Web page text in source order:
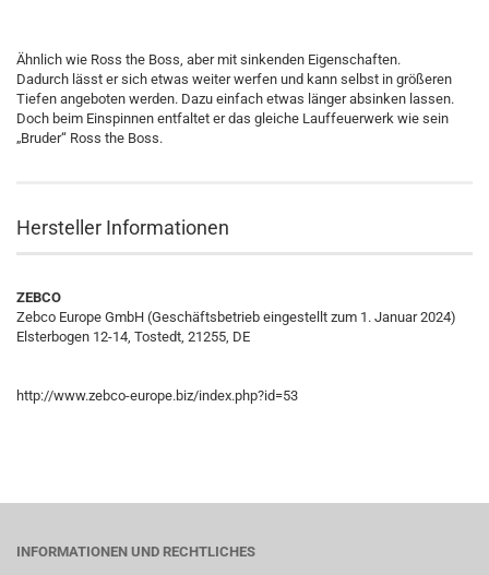
Ähnlich wie Ross the Boss, aber mit sinkenden Eigenschaften.
Dadurch lässt er sich etwas weiter werfen und kann selbst in größeren
Tiefen angeboten werden. Dazu einfach etwas länger absinken lassen.
Doch beim Einspinnen entfaltet er das gleiche Lauffeuerwerk wie sein
„Bruder“ Ross the Boss.
Hersteller Informationen
ZEBCO
Zebco Europe GmbH (Geschäftsbetrieb eingestellt zum 1. Januar 2024)
Elsterbogen 12-14, Tostedt, 21255, DE
http://www.zebco-europe.biz/index.php?id=53
INFORMATIONEN UND RECHTLICHES